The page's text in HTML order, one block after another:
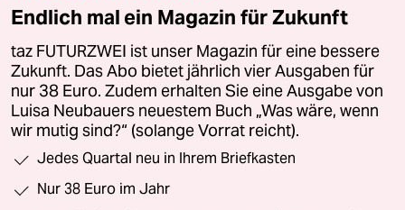
Endlich mal ein Magazin für Zukunft
taz FUTURZWEI ist unser Magazin für eine bessere
Zukunft. Das Abo bietet jährlich vier Ausgaben für
nur 38 Euro. Zudem erhalten Sie eine Ausgabe von
Luisa Neubauers neuestem Buch „Was wäre, wenn
wir mutig sind?“ (solange Vorrat reicht).
Jedes Quartal neu in Ihrem Briefkasten
Nur 38 Euro im Jahr